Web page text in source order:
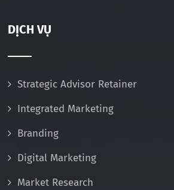
DỊCH VỤ
Strategic Advisor Retainer
Integrated Marketing
Branding
Digital Marketing
Market Research